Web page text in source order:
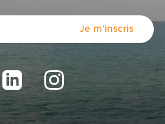
Je m'inscris